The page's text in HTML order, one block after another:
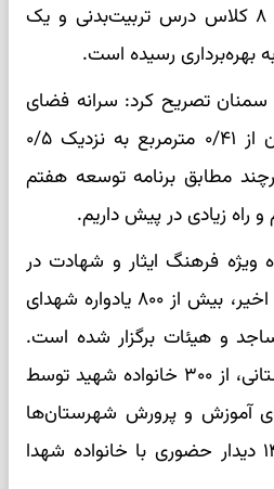
۱۶ زمین چمن مصنوعی، ۸ کلاس درس تربیت‌بدنی و یک
بهره‌برداری رسیده است.
تصریح کرد: سرانه فضای
ورزشی دانش‌آموزی استان از ۰/۴۱ مترمربع به نزدیک ۰/۵
مطابق برنامه توسعه هفتم
راه زیادی در پیش داریم.
ویژه فرهنگ ایثار و شهادت در
مدارس گفت: در دو سال اخیر، بیش از ۸۰۰ یادواره شهدای
و هیئات برگزار شده است.
همچنین طی برنامه‌ای استانی، از ۳۰۰ خانواده شهید توسط
آموزش و پرورش شهرستان‌ها
تجلیل به‌عمل آمده و ۱۴۵ دیدار حضوری با خانواده شهدا